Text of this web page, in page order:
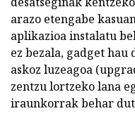
arazo etengabe
aplikazioa instalatu
ez bezala, gadget
askoz luzeagoa
zentzu lortzeko lana
iraunkorrak behar